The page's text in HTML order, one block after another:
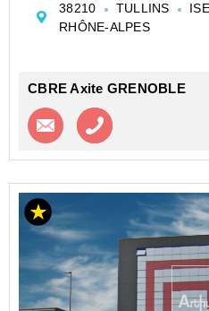
prochainement un
espace bienêtr...
38210 TULLINS
RHÔNE-ALPES
CBRE Axite GRENOBLE
Contacter l'agence